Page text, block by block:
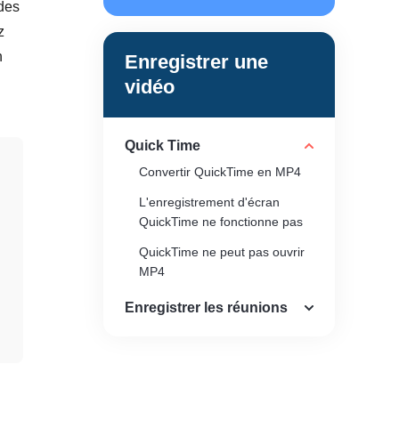
Enregistrer une
vidéo
Quick Time
Convertir QuickTime en MP4
L'enregistrement d'écran
QuickTime ne fonctionne pas
QuickTime ne peut pas ouvrir
MP4
Enregistrer les réunions